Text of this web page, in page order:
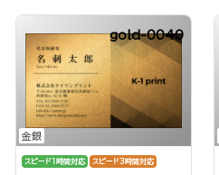
金銀
gold-0040
スピード1時間対応 スピード3時間対応